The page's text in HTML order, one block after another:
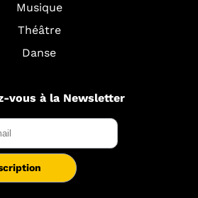
Musique
Théâtre
Danse
vous à la Newsletter